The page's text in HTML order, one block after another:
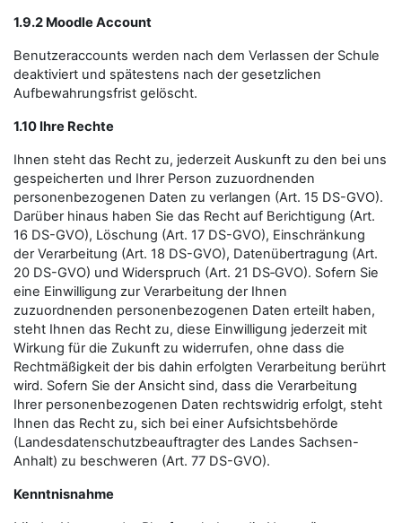
1.9.2 Moodle Account
Benutzeraccounts werden nach dem Verlassen der Schule
deaktiviert und spätestens nach der gesetzlichen
Aufbewahrungsfrist gelöscht.
1.10 Ihre Rechte
Ihnen steht das Recht zu, jederzeit Auskunft zu den bei uns
gespeicherten und Ihrer Person zuzuordnenden
personenbezogenen Daten zu verlangen (Art. 15 DS-GVO).
Darüber hinaus haben Sie das Recht auf Berichtigung (Art.
16 DS-GVO), Löschung (Art. 17 DS-GVO), Einschränkung
der Verarbeitung (Art. 18 DS-GVO), Datenübertragung (Art.
20 DS-GVO) und Widerspruch (Art. 21 DS‑GVO). Sofern Sie
eine Einwilligung zur Verarbeitung der Ihnen
zuzuordnenden personenbezogenen Daten erteilt haben,
steht Ihnen das Recht zu, diese Einwilligung jederzeit mit
Wirkung für die Zukunft zu widerrufen, ohne dass die
Rechtmäßigkeit der bis dahin erfolgten Verarbeitung berührt
wird. Sofern Sie der Ansicht sind, dass die Verarbeitung
Ihrer personenbezogenen Daten rechtswidrig erfolgt, steht
Ihnen das Recht zu, sich bei einer Aufsichtsbehörde
(Landesdatenschutzbeauftragter des Landes Sachsen-
Anhalt) zu beschweren (Art. 77 DS-GVO).
Kenntnisnahme